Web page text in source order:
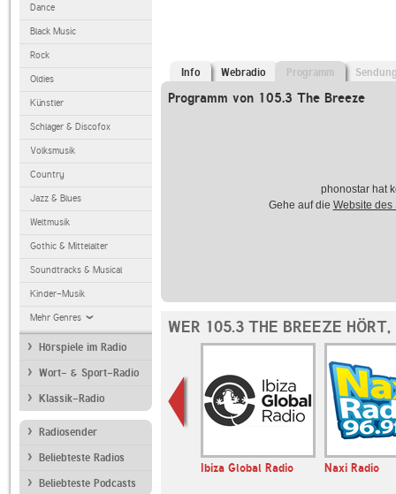
Dance
Black Music
Rock
Oldies
Künstler
Schlager & Discofox
Volksmusik
Country
Jazz & Blues
Weltmusik
Gothic & Mittelalter
Soundtracks & Musical
Kinder-Musik
Mehr Genres
Hörspiele im Radio
Wort- & Sport-Radio
Klassik-Radio
Radiosender
Beliebteste Radios
Beliebteste Podcasts
Info Webradio Programm
Programm von 105.3 The Breeze
phonostar hat
Gehe auf die Website des
WER 105.3 THE BREEZE HÖRT,
Ibiza Global Radio Naxi Radio